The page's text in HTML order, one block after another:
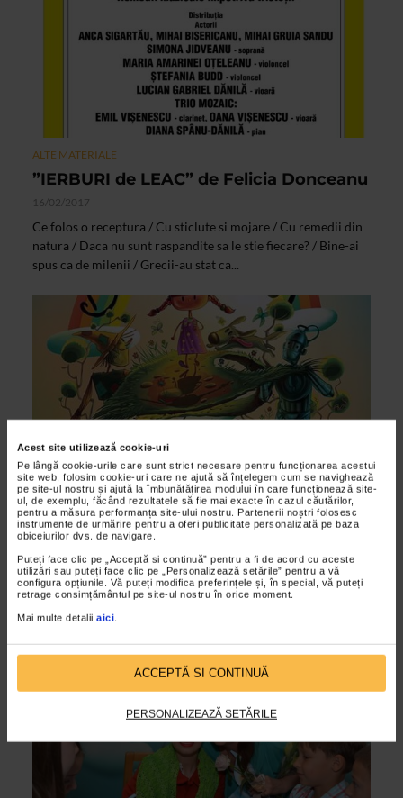
Acest site utilizează cookie-uri
Pe lângă cookie-urile care sunt strict necesare pentru funcționarea acestui
site web, folosim cookie-uri care ne ajută să înțelegem cum se navighează
pe site-ul nostru și ajută la îmbunătățirea modului în care funcționează site-
ul, de exemplu, făcând rezultatele să fie mai exacte în cazul căutărilor,
pentru a măsura performanța site-ului nostru. Partenerii noștri folosesc
instrumente de urmărire pentru a oferi publicitate personalizată pe baza
obiceiurilor dvs. de navigare.
Puteți face clic pe „Acceptă si continuă” pentru a fi de acord cu aceste
utilizări sau puteți face clic pe „Personalizează setările” pentru a vă
configura opțiunile. Vă puteți modifica preferințele și, în special, vă puteți
retrage consimțământul pe site-ul nostru în orice moment.
Mai multe detalii aici.
ACCEPTĂ SI CONTINUĂ
PERSONALIZEAZĂ SETĂRILE
ALTE MATERIALE
”IERBURI de LEAC” de Felicia Donceanu
16/02/2017
Ce folos o receptura / Cu sticlute si mojare / Cu remedii din
natura / Daca nu sunt raspandite sa le stie fiecare? / Bine-ai
spus ca de milenii / Grecii-au stat ca...
ALTE MATERIALE
Premiera la Opera Comica pentru Copii:
musicalul “Micuta Dorothy”
09/02/2017
Februarie aduce o noua premiera pe scena Operei Comice
pentru Copii, musicalul “Micuta Dorothy” de Marius Teicu,